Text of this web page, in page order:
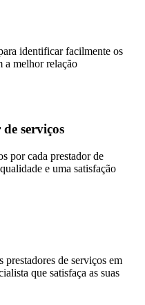
identificar facilmente os
a melhor relação
serviços
por cada prestador de
e uma satisfação
de serviços em
que satisfaça as suas